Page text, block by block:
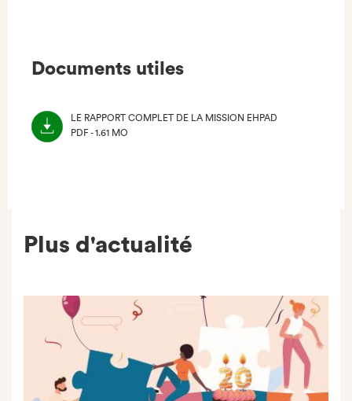
Documents utiles
LE RAPPORT COMPLET DE LA MISSION EHPAD
PDF - 1.61 MO
Plus d'actualité